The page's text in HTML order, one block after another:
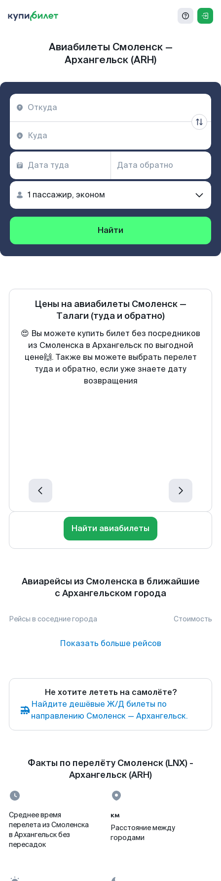
Авиабилеты Смоленск —
Архангельск (ARH)
Найти
Цены на авиабилеты Смоленск —
Талаги (туда и обратно)
😍 Вы можете купить билет без посредников
из Смоленска в Архангельск по выгодной
цене🙌. Также вы можете выбрать перелет
туда и обратно, если уже знаете дату
возвращения
Найти авиабилеты
Авиарейсы из Смоленска в ближайшие
с Архангельском города
Рейсы в соседние города Стоимость
Показать больше рейсов
Не хотите лететь на самолёте?
Найдите дешёвые Ж/Д билеты по
направлению Смоленск — Архангельск.
Факты по перелёту Смоленск (LNX) -
Архангельск (ARH)
Среднее время
перелета из Смоленска
в Архангельск без
пересадок
км
Расстояние между
городами